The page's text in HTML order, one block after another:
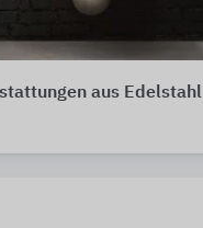
aus Edelstahl